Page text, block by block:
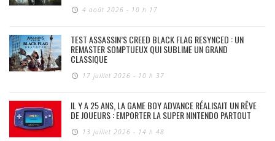
4 août 2026 - 10 h 17
TEST ASSASSIN’S CREED BLACK FLAG RESYNCED : UN
REMASTER SOMPTUEUX QUI SUBLIME UN GRAND
CLASSIQUE
17 juillet 2026 - 10 h 37
IL Y A 25 ANS, LA GAME BOY ADVANCE RÉALISAIT UN RÊVE
DE JOUEURS : EMPORTER LA SUPER NINTENDO PARTOUT
13 juillet 2026 - 14 h 48